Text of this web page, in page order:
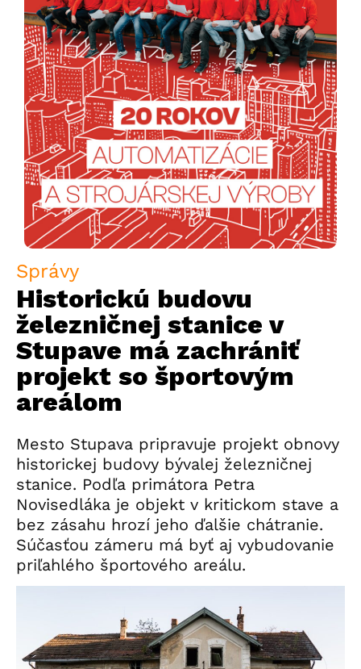
Správy
Historickú budovu
železničnej stanice v
Stupave má zachrániť
projekt so športovým
areálom
Mesto Stupava pripravuje projekt obnovy
historickej budovy bývalej železničnej
stanice. Podľa primátora Petra
Novisedláka je objekt v kritickom stave a
bez zásahu hrozí jeho ďalšie chátranie.
Súčasťou zámeru má byť aj vybudovanie
priľahlého športového areálu.